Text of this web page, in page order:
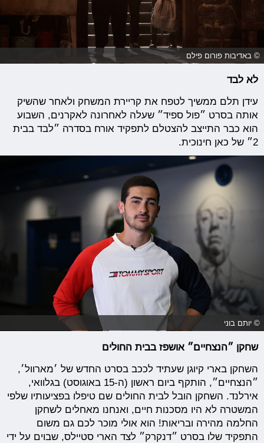
© באדיבות פורום פילם
לא לבד
עידן תלם ממשיך לטפח את קריירת המשחק ולאחר שהשיק
אותה בסרט ״פול ספיד״ שעלה לאחרונה לאקרנים, השבוע
הוא כבר התייצב להצטלם לתפקיד אורח בסדרה ״לבד בבית
2״ של כאן חינוכית.
© יותם בוני
שחקן ״הנצחיים״ אושפז בבית החולים
השחקן בארי קיוגן שעתיד לככב בסרט החדש של ׳מארוול׳,
״הנצחיים״, הותקף ביום ראשון (ה-15 באוגוסט) בגלוואי,
אירלנד. השחקן הובל לבית החולים שם טיפלו בפציעותיו שלפי
המשטרה לא היו מסכנות חיים, ואנחנו מאחלים לשחקן
החלמה מהירה ובריאות! הוא אולי מוכר לכם גם משום
התפקיד שלו בסרט ״דנקרק״ לצד הארי סטיילס, שבוים על ידי